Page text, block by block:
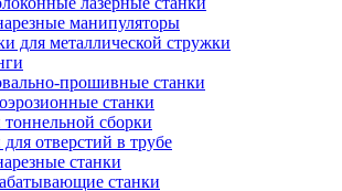
манипуляторы
для металлической стружки
прошивные станки
станки
сборки
отверстий в трубе
станки